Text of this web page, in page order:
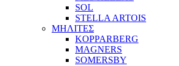
SOL
STELLA ARTOIS
ΜΗΛΙΤΕΣ
KOPPARBERG
MAGNERS
SOMERSBY